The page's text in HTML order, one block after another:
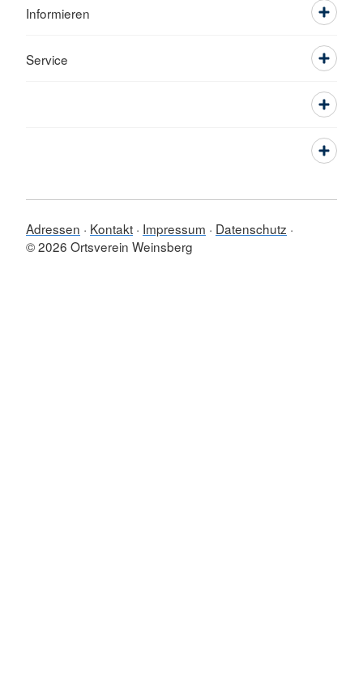
Informieren
Service
Adressen Kontakt Impressum
Datenschutz
© 2026 Ortsverein Weinsberg